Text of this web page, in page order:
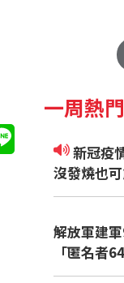
一周熱
新冠疫情持續飆升 常見八大症狀
沒發燒也
解放軍建
「匿名者